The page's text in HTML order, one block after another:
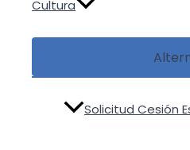
Cultura
Solicitud Cesión